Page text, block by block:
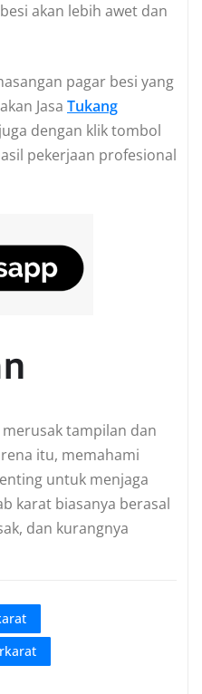
akan lebih awet dan
pagar besi yang
Jasa Tukang
dengan klik tombol
pekerjaan profesional
tampilan dan
itu, memahami
untuk menjaga
karat biasanya berasal
dan kurangnya